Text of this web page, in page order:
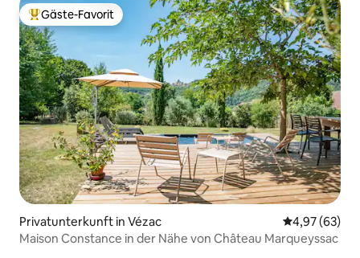
Beliebter Gäste-Favorit.
Gäste-Favorit
Privatunterkunft in Vézac
4,97 (63)
Maison Constance in der Nähe von Château Marqueyssac